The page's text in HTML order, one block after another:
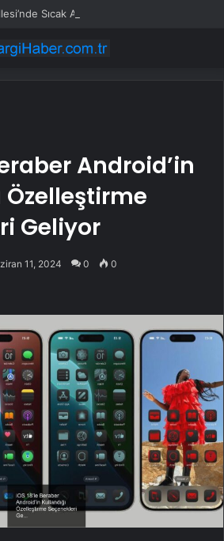
Android’in
Özelleştirme
Geliyor
11, 2024 0 0